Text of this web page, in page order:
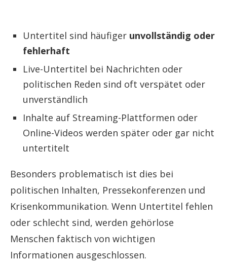
Untertitel sind häufiger unvollständig oder
fehlerhaft
Live-Untertitel bei Nachrichten oder
politischen Reden sind oft verspätet oder
unverständlich
Inhalte auf Streaming-Plattformen oder
Online-Videos werden später oder gar nicht
untertitelt
Besonders problematisch ist dies bei
politischen Inhalten, Pressekonferenzen und
Krisenkommunikation. Wenn Untertitel fehlen
oder schlecht sind, werden gehörlose
Menschen faktisch von wichtigen
Informationen ausgeschlossen.